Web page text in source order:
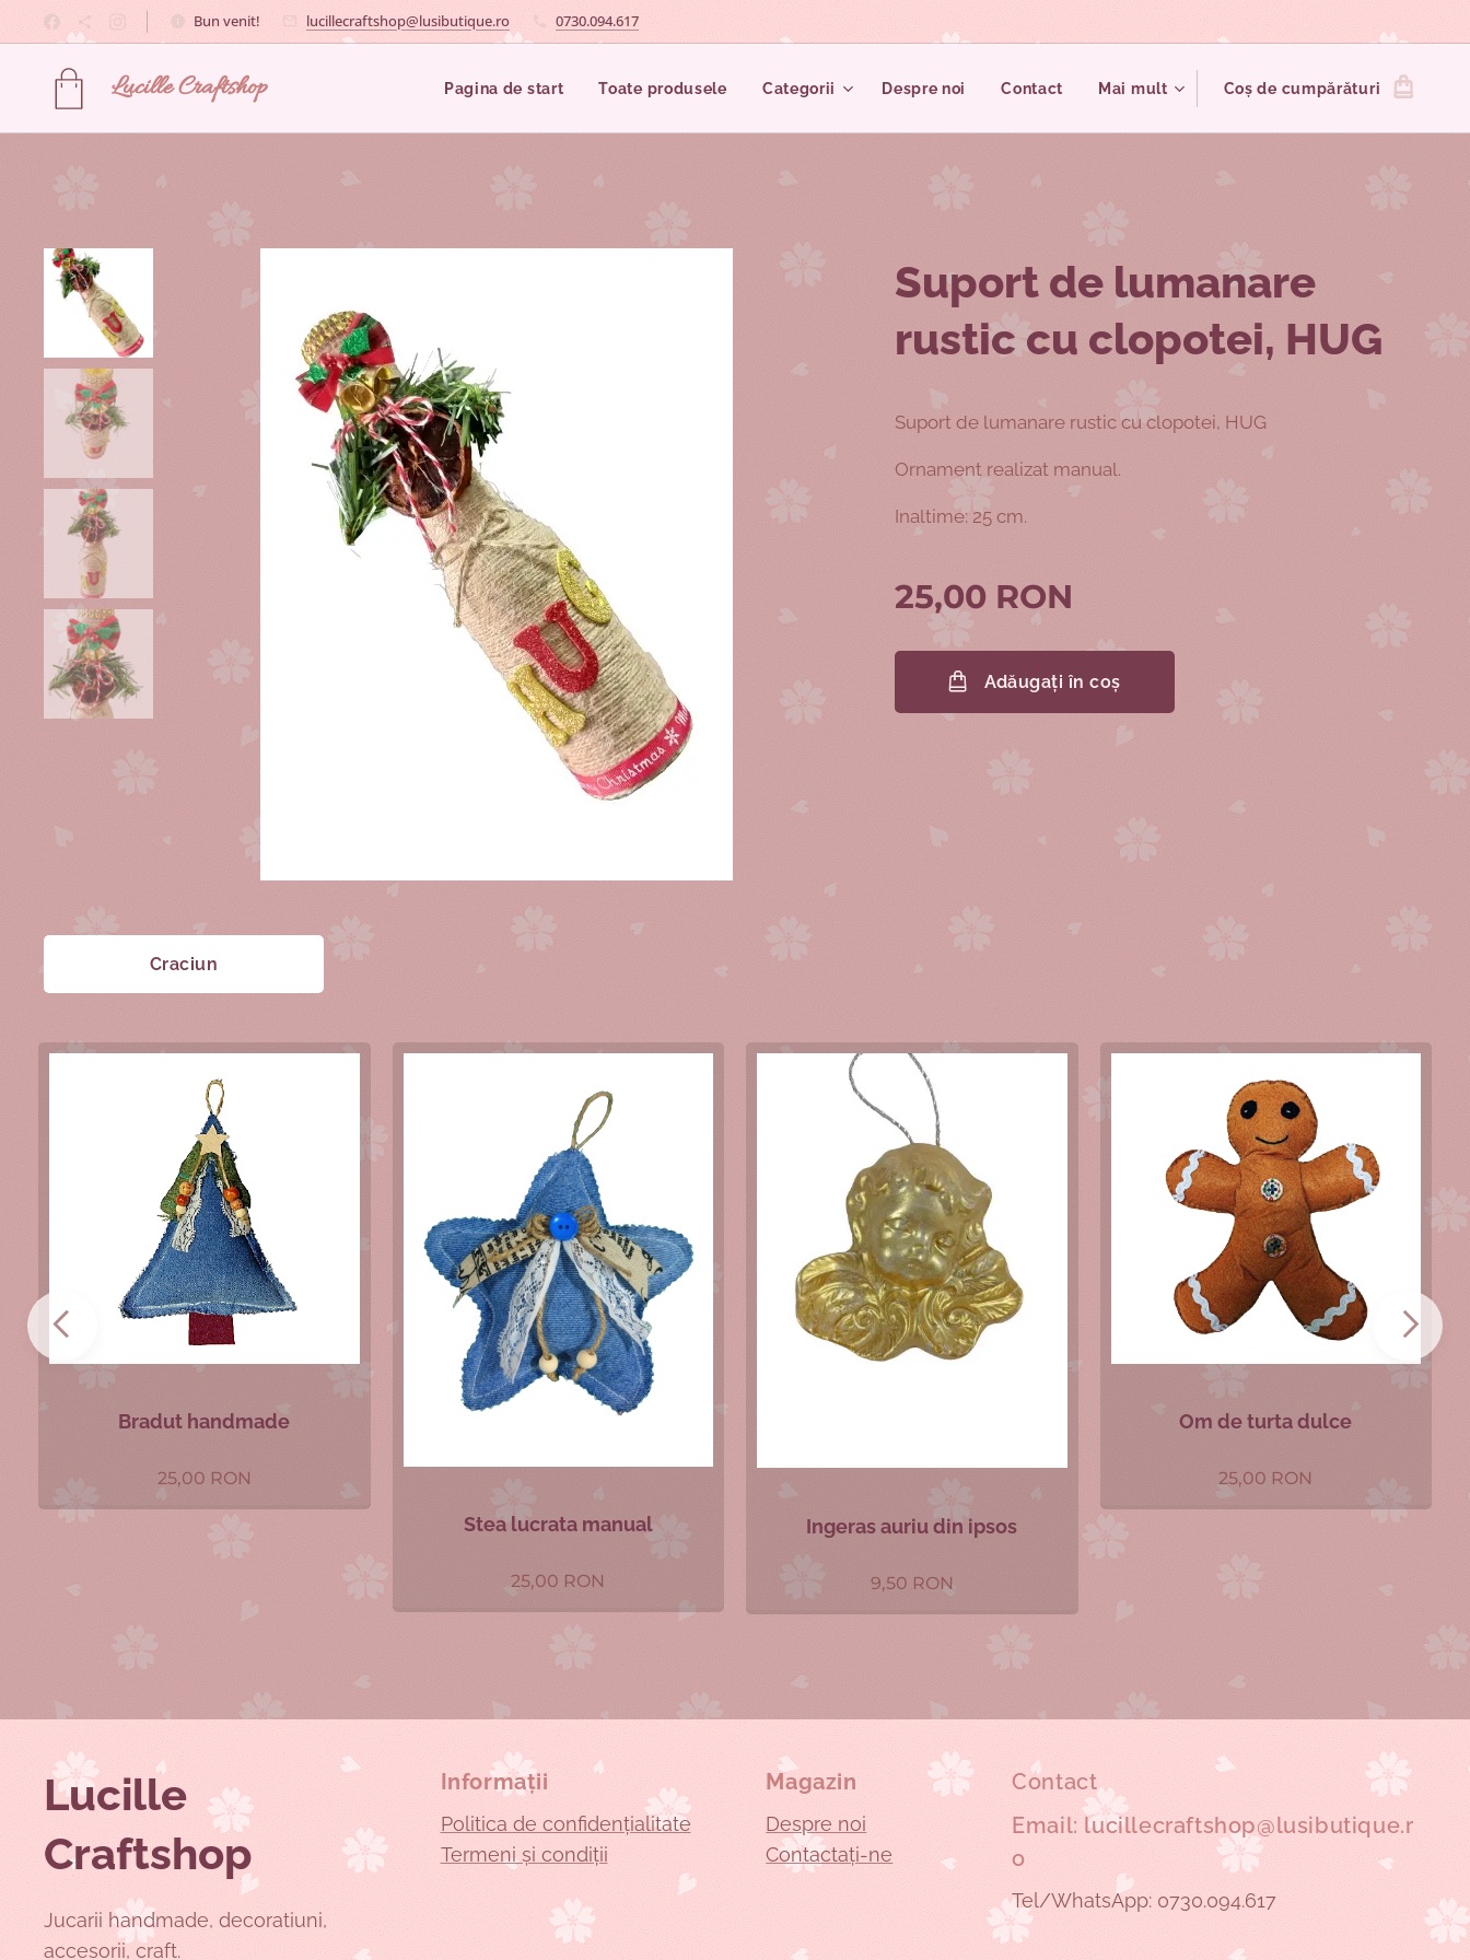
Bun venit! lucillecraftshop@lusibutique.ro 0730.094.617
LucilleCraftshop Pagina de start Toate produsele Categorii Despre noi Contact Mai mult Coș de cumpărături
Suport de lumanare
rustic cu clopotei, HUG
Suport de lumanare rustic cu clopotei, HUG
Ornament realizat manual.
Inaltime: 25 cm.
25,00 RON
Adăugați în coș
Craciun
Bradut handmade
25,00 RON
Stea lucrata manual
25,00 RON
Ingeras auriu din ipsos
9,50 RON
Om de turta dulce
25,00 RON
Lucille
Craftshop
Jucarii handmade, decoratiuni,
accesorii, craft.
Informații
Politica de confidențialitate
Termeni și condiții
Magazin
Despre noi
Contactați-ne
Contact
Email: lucillecraftshop@lusibutique.r
o
Tel/WhatsApp: 0730.094.617